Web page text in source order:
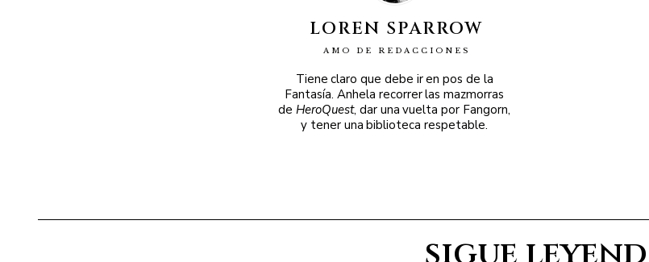
LOREN SPARROW
AMO DE REDACCIONES
Tiene claro que debe ir en pos de la
Fantasía. Anhela recorrer las mazmorras
de HeroQuest, dar una vuelta por Fangorn,
y tener una biblioteca respetable.